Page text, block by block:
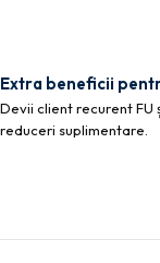
Extra beneficii
Devii client recurent FU
reduceri suplimentare.